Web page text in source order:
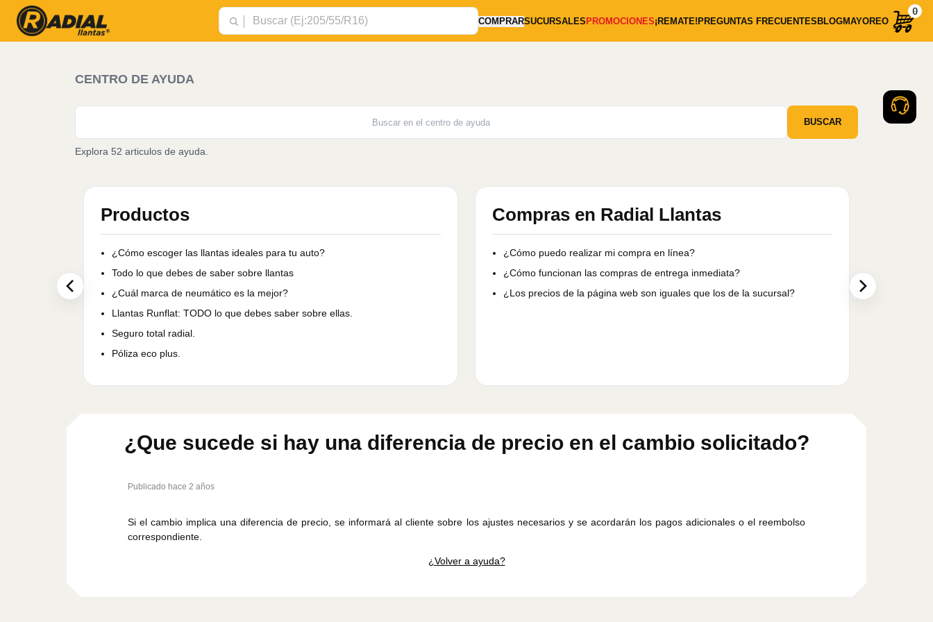
COMPRARSUCURSALESPROMOCIONES¡REMATE!PREGUNTAS FRECUENTESBLOGMAYOREO
0
CENTRO DE AYUDA
BUSCAR
Explora 52 articulos de ayuda.
Productos
¿Cómo escoger las llantas ideales para tu auto?
Todo lo que debes de saber sobre llantas
¿Cuál marca de neumático es la mejor?
Llantas Runflat: TODO lo que debes saber sobre ellas.
Seguro total radial.
Póliza eco plus.
Compras en Radial Llantas
¿Cómo puedo realizar mi compra en línea?
¿Cómo funcionan las compras de entrega inmediata?
¿Los precios de la página web son iguales que los de la sucursal?
¿Que sucede si hay una diferencia de precio en el cambio solicitado?
Publicado hace 2 años
Si el cambio implica una diferencia de precio, se informará al cliente sobre los ajustes necesarios y se acordarán los pagos adicionales o el reembolso
correspondiente.
¿Volver a ayuda?